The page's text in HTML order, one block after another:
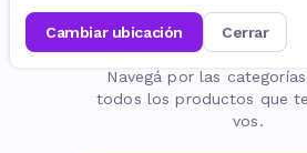
cambiar ubicación cerrar
La página no
Navegá por las
todos los productos que
vos.